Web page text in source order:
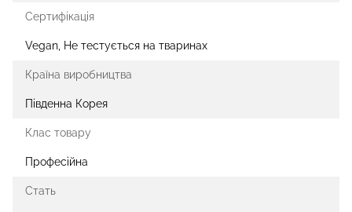
Сертифікація
Vegan, Не тестується на тваринах
Країна виробництва
Південна Корея
Клас товару
Професійна
Стать